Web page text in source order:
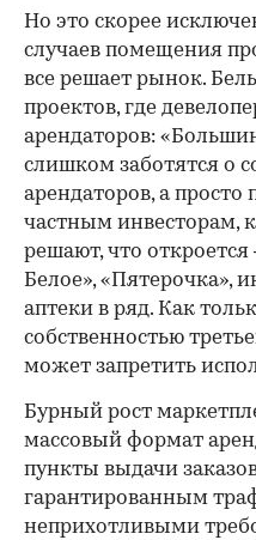
Но это скорее
случаев помещения
все решает рынок.
проектов, где
арендаторов:
слишком заботятся о
арендаторов, а
частным инвесторам,
решают, что
Белое», «Пятерочка»,
аптеки в ряд. Как
собственностью
может запретить
Бурный рост
массовый формат
пункты выдачи
гарантированным
неприхотливыми